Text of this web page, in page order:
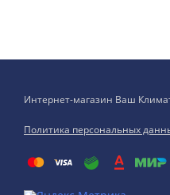
Интернет-магазин Ваш
Политика персональных